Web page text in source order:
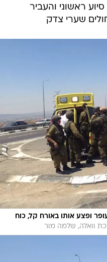
ראשוני והעביר
שערי צדק
ופצע אותו באורח קל, כוח
וואלה, שלמה מור